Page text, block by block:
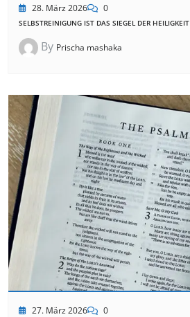
28. März 2026 0
SELBSTREINIGUNG IST DAS SIEGEL DER HEILIGKEIT
By Prischa mashaka
27. März 2026 0